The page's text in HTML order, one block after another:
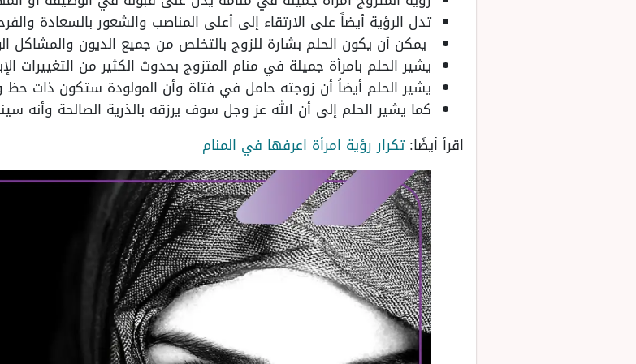
تدل الرؤية أيضاً على الارتقاء إلى أعلى المناصب والشعور بالسعادة
يمكن أن يكون الحلم بشارة للزوج بالتخلص من جميع الديون والمشاكل
يشير الحلم بامرأة جميلة في منام المتزوج بحدوث الكثير من التغييرات
يشير الحلم أيضاً أن زوجته حامل في فتاة وأن المولودة ستكون ذات حظ
كما يشير الحلم إلى أن الله عز وجل سوف يرزقه بالذرية الصالحة وأنه
اقرأ أيضًا:تكرار رؤية امرأة اعرفها في المنام